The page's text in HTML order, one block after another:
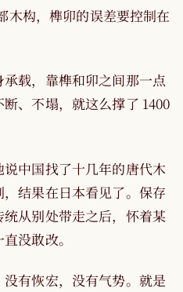
木构，榫卯的误差要控制在
载，靠榫和卯之间那一点
、不塌，就这么撑了 1400
中国找了十几年的唐代木
结果在日本看见了。保存
从别处带走之后，怀着某
没敢改。
有恢宏，没有气势。就是